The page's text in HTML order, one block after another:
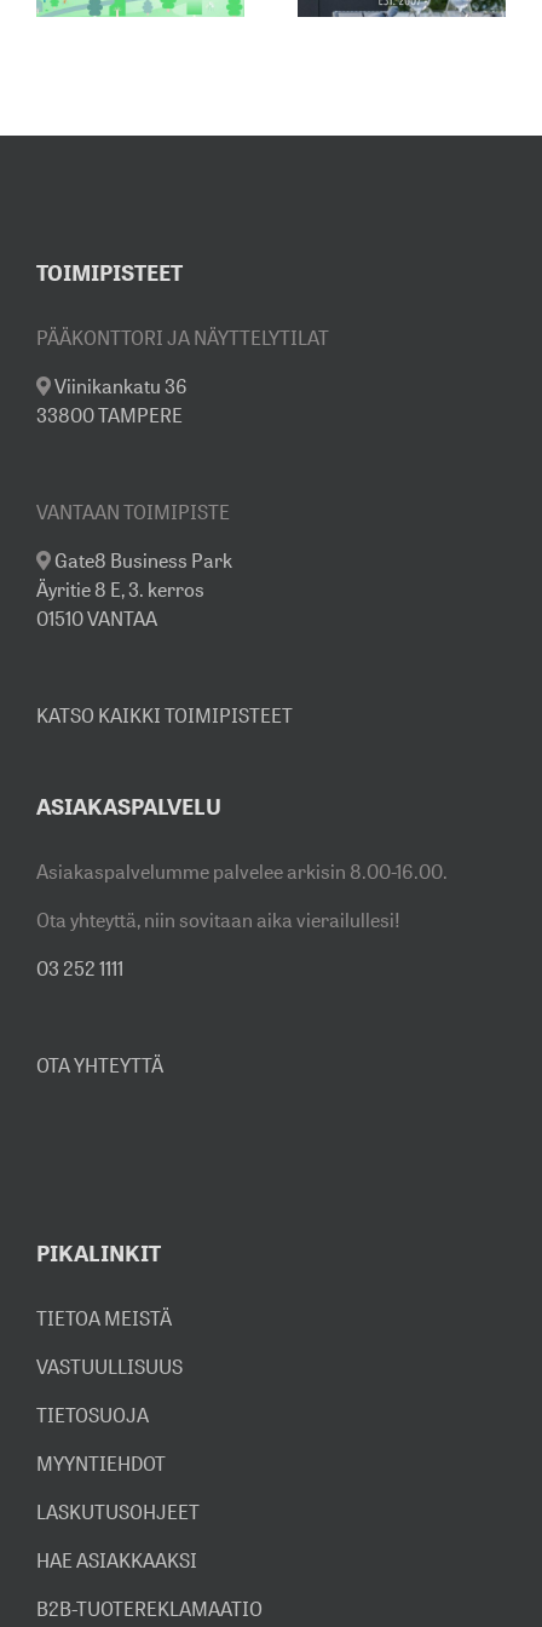
MYYNTINÄYTTELYSSÄMME
TOIMIPISTEET
PÄÄKONTTORI JA NÄYTTELYTILAT
Viinikankatu 36
33800 TAMPERE
VANTAAN TOIMIPISTE
Gate8 Business Park
Äyritie 8 E, 3. kerros
01510 VANTAA
KATSO KAIKKI TOIMIPISTEET
ASIAKASPALVELU
Asiakaspalvelumme palvelee arkisin 8.00-16.00.
Ota yhteyttä, niin sovitaan aika vierailullesi!
03 252 1111
OTA YHTEYTTÄ
PIKALINKIT
TIETOA MEISTÄ
VASTUULLISUUS
TIETOSUOJA
MYYNTIEHDOT
LASKUTUSOHJEET
HAE ASIAKKAAKSI
B2B-TUOTEREKLAMAATIO